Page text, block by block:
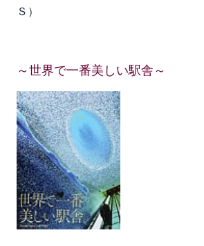
Ｓ）
～世界で一番美しい駅舎～